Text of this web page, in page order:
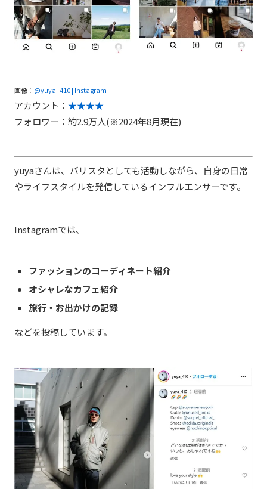
画像： @yuya_410 | Instagram
アカウント： ★★★★
フォロワー：約2.9万人(※2024年8月現在)
yuyaさんは、バリスタとしても活動しながら、自身の日常
やライフスタイルを発信しているインフルエンサーです。
Instagramでは、
ファッションのコーディネート紹介
オシャレなカフェ紹介
旅行・お出かけの記録
などを投稿しています。